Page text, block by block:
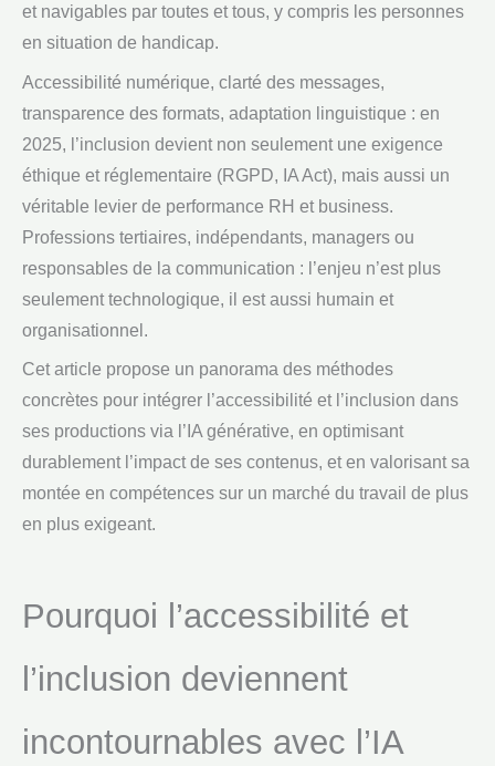
et navigables par toutes et tous, y compris les personnes
en situation de handicap.
Accessibilité numérique, clarté des messages,
transparence des formats, adaptation linguistique : en
2025, l’inclusion devient non seulement une exigence
éthique et réglementaire (RGPD, IA Act), mais aussi un
véritable levier de performance RH et business.
Professions tertiaires, indépendants, managers ou
responsables de la communication : l’enjeu n’est plus
seulement technologique, il est aussi humain et
organisationnel.
Cet article propose un panorama des méthodes
concrètes pour intégrer l’accessibilité et l’inclusion dans
ses productions via l’IA générative, en optimisant
durablement l’impact de ses contenus, et en valorisant sa
montée en compétences sur un marché du travail de plus
en plus exigeant.
Pourquoi l’accessibilité et
l’inclusion deviennent
incontournables avec l’IA